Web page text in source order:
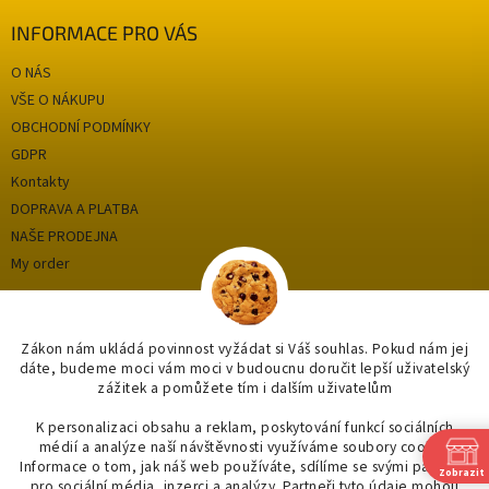
Zákon nám ukládá povinnost vyžádat si Váš souhlas. Pokud nám jej
dáte, budeme moci vám moci v budoucnu doručit lepší uživatelský
zážitek a pomůžete tím i dalším uživatelům
K personalizaci obsahu a reklam, poskytování funkcí sociálních
médií a analýze naší návštěvnosti využíváme soubory cookie.
Informace o tom, jak náš web používáte, sdílíme se svými partnery
INFORMACE PRO VÁS
O NÁS
VŠE O NÁKUPU
OBCHODNÍ PODMÍNKY
GDPR
Kontakty
DOPRAVA A PLATBA
NAŠE PRODEJNA
My order
Categories
OUTLET až -75%
OBKLADY A DLAŽBY
KOUPELNY
OSVĚTLENÍ
Zobrazit